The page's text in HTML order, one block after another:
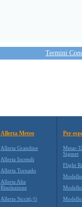
Termini
Allerta Meteo
Allerta Grandine
Allerta Incendi
Allerta Tornado
Allerta Alta
Risoluzione
Allerta Siccitï¿½
Per
Metar-
Sigmet
Flight
Modello